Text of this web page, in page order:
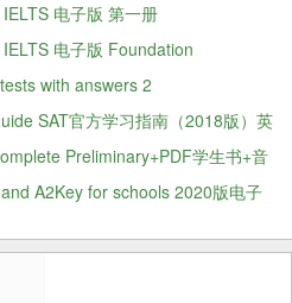
电子版 第一册
电子版 Foundation
with answers 2
SAT官方学习指南（2018版）英
Preliminary+PDF学生书+音
A2Key for schools 2020版电子